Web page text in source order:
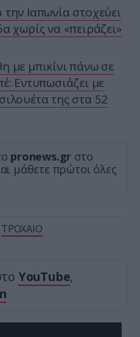
Ιαπωνία στοχεύει
χωρίς να «πειράζει»
με μπικίνι πάνω σε
Εντυπωσιάζει με
της στα 52
pronews.gr στο
μάθετε πρώτοι όλες
ΤΡΟΧΑΙΟ
YouTube,